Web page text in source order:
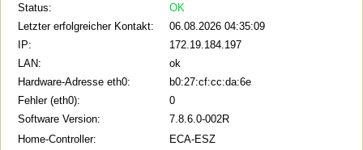
Status:
OK
Letzter erfolgreicher Kontakt:
06.08.2026 04:35:09
IP:
172.19.184.197
LAN:
ok
Hardware-Adresse eth0:
b0:27:cf:cc:da:6e
Fehler (eth0):
0
Software Version:
7.8.6.0-002R
Home-Controller:
ECA-ESZ